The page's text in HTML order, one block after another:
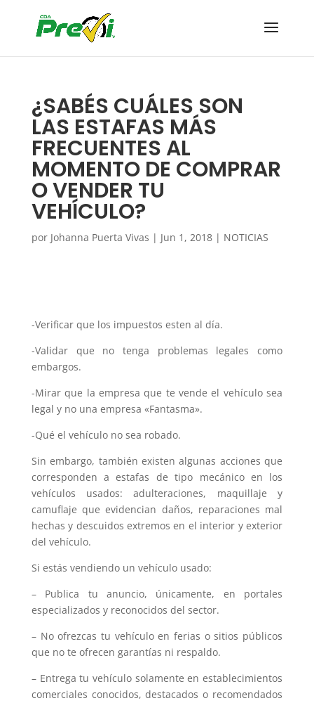
¿SABÉS CUÁLES SON
LAS ESTAFAS MÁS
FRECUENTES AL
MOMENTO DE COMPRAR
O VENDER TU
VEHÍCULO?
por Johanna Puerta Vivas | Jun 1, 2018| NOTICIAS
-Verificar que los impuestos esten al día.
-Validar que no tenga problemas legales como
embargos.
-Mirar que la empresa que te vende el vehículo sea
legal y no una empresa «Fantasma».
-Qué el vehículo no sea robado.
Sin embargo, también existen algunas acciones que
corresponden a estafas de tipo mecánico en los
vehículos usados: adulteraciones, maquillaje y
camuflaje que evidencian daños, reparaciones mal
hechas y descuidos extremos en el interior y exterior
del vehículo.
Si estás vendiendo un vehículo usado:
– Publica tu anuncio, únicamente, en portales
especializados y reconocidos del sector.
– No ofrezcas tu vehículo en ferias o sitios públicos
que no te ofrecen garantías ni respaldo.
– Entrega tu vehículo solamente en establecimientos
comerciales conocidos, destacados o recomendados